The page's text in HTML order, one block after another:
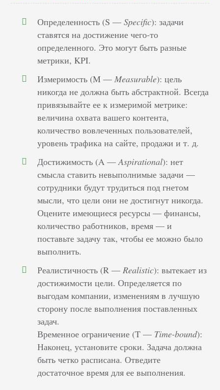
Определенность (S —Specific): задачи
ставятся на достижение чего-то
определенного. Это могут быть разные
метрики, KPI.
Измеримость (M — Measurable): цель
никогда не должна быть абстрактной. Всегда
привязывайте ее к измеримой метрике:
величина охвата вашего контента,
количество вовлеченных пользователей,
уровень трафика на сайте, продажи и т. д.
Достижимость (A —Aspirational): нет
смысла ставить невыполнимые задачи —
сотрудники будут трудиться под гнетом
мысли, что цели они не достигнут никогда.
Оцените имеющиеся ресурсы — финансы,
количество работников, время — и
поставьте задачу так, чтобы ее можно было
выполнить.
Реалистичность (R — Realistic): вытекает из
достижимости цели. Определяется по
выгодам компании, изменениям в лучшую
сторону после выполнения поставленных
задач.
Временное ограничение (T — Time-bound):
Наконец, установите сроки. Задача должна
быть четко расписана. Отведите
достаточное время для ее выполнения.